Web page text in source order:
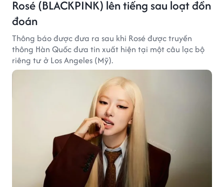
Rosé (BLACKPINK) lên tiếng sau loạt đồn
đoán
Thông báo được đưa ra sau khi Rosé được truyền
thông Hàn Quốc đưa tin xuất hiện tại một câu lạc bộ
riêng tư ở Los Angeles (Mỹ).